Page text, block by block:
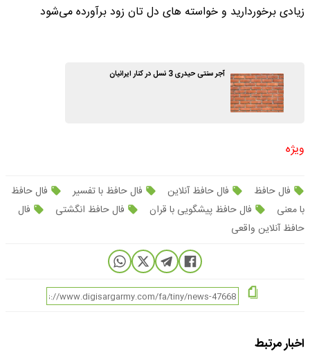
زیادی برخوردارید و خواسته های دل تان زود برآورده می‌شود
آجر سنتی حیدری 3 نسل در کنار ایرانیان
ویژه
فال حافظ فال حافظ آنلاین فال حافظ با تفسیر
فال حافظ
با معنی
فال حافظ پیشگویی با قران فال حافظ انگشتی
فال
حافظ آنلاین واقعی
اخبار مرتبط